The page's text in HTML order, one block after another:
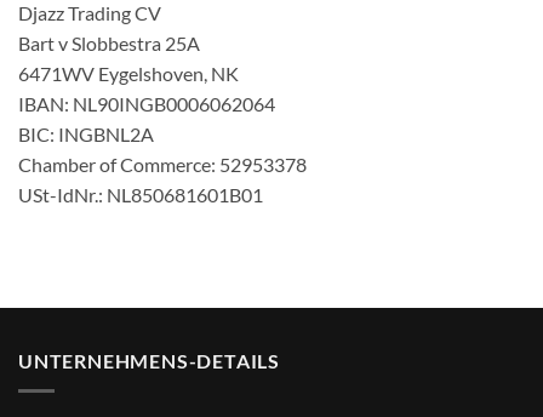
Djazz Trading CV
Bart v Slobbestra 25A
6471WV Eygelshoven, NK
IBAN: NL90INGB0006062064
BIC: INGBNL2A
Chamber of Commerce: 52953378
USt-IdNr.: NL850681601B01
UNTERNEHMENS-DETAILS